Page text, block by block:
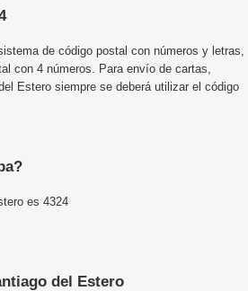
de código postal con números y letras,
con 4 números. Para envío de cartas,
Estero siempre se deberá utilizar el código
es 4324
del Estero